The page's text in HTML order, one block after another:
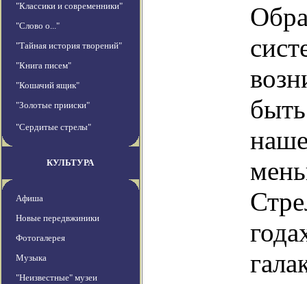
"Классики и современники"
"Слово о..."
"Тайная история творений"
"Книга писем"
"Кошачий ящик"
"Золотые прииски"
"Сердитые стрелы"
КУЛЬТУРА
Афиша
Новые передвжиники
Фотогалерея
Музыка
"Неизвестные" музеи